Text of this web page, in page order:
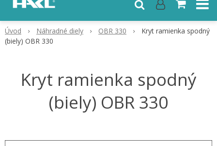
Úvod Náhradné diely OBR 330
Kryt ramienka spodný
(biely) OBR 330
Kryt ramienka spodný
(biely) OBR 330